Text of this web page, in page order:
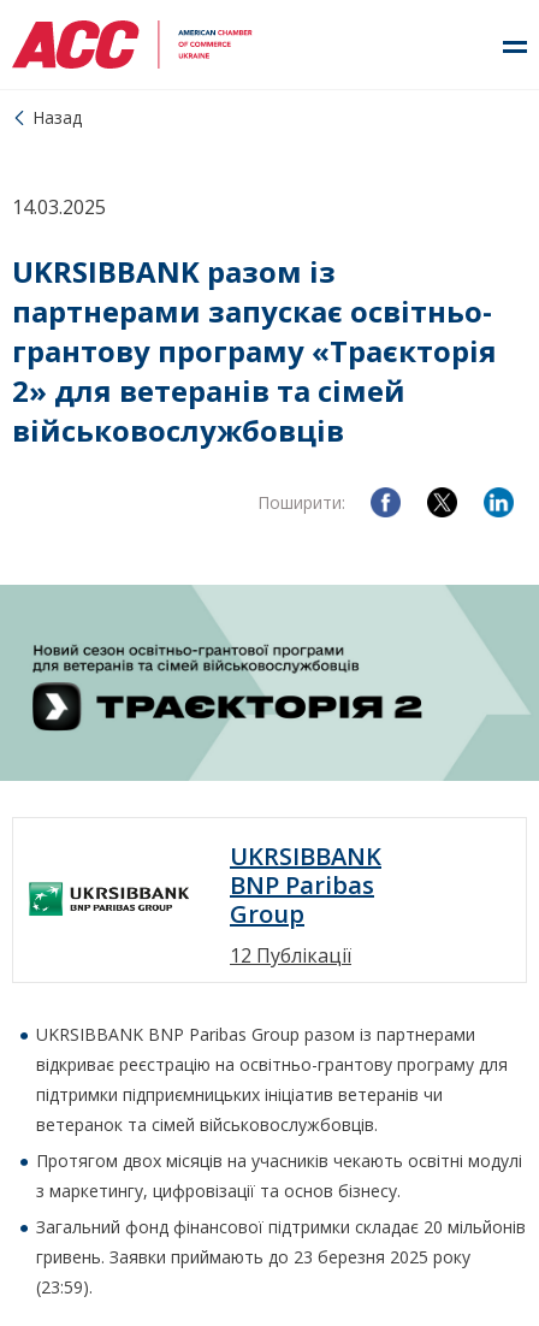
Назад
14.03.2025
UKRSIBBANK разом із
партнерами запускає освітньо-
грантову програму «Траєкторія
2» для ветеранів та сімей
військовослужбовців
Поширити:
UKRSIBBANK
BNP Paribas
Group
12 Публікації
UKRSIBBANK BNP Paribas Group разом із партнерами
відкриває реєстрацію на освітньо-грантову програму для
підтримки підприємницьких ініціатив ветеранів чи
ветеранок та сімей військовослужбовців.
Протягом двох місяців на учасників чекають освітні модулі
з маркетингу, цифровізації та основ бізнесу.
Загальний фонд фінансової підтримки складає 20 мільйонів
гривень. Заявки приймають до 23 березня 2025 року
(23:59).